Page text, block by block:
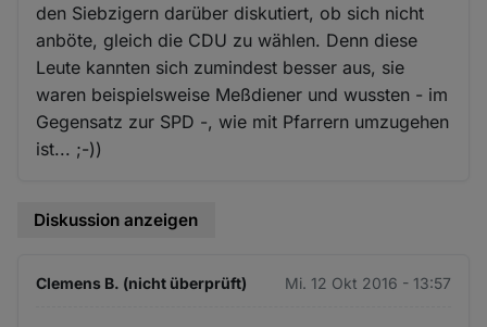
den Siebzigern darüber diskutiert, ob sich nicht
anböte, gleich die CDU zu wählen. Denn diese
Leute kannten sich zumindest besser aus, sie
waren beispielsweise Meßdiener und wussten - im
Gegensatz zur SPD -, wie mit Pfarrern umzugehen
ist... ;-))
Diskussion anzeigen
Clemens B. (nicht überprüft) Mi. 12 Okt 2016 - 13:57